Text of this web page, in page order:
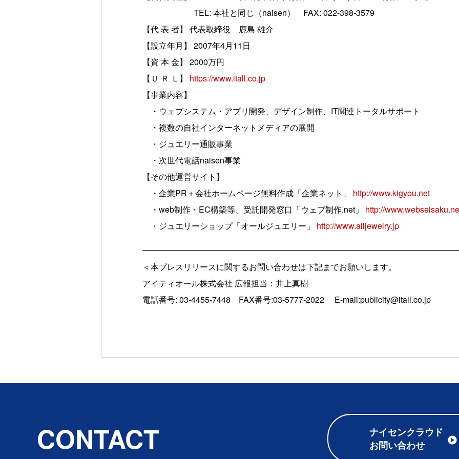
TEL: 本社と同じ（naisen） FAX: 022-398-3579
【代 表 者】 代表取締役 鹿島 雄介
【設立年月】 2007年4月11日
【資 本 金】 2000万円
【Ｕ Ｒ Ｌ】 https://www.itall.co.jp
【事業内容】
・ウェブシステム・アプリ開発、デザイン制作、IT関連トータルサポート
・複数の自社インターネットメディアの展開
・ジュエリー通販事業
・次世代電話naisen事業
【その他運営サイト】
・企業PR＋会社ホームページ無料作成「企業ネット」 http://www.kigyou.net
・web制作・EC構築等、受託開発窓口「ウェブ制作.net」 http://
・ジュエリーショップ「オールジュエリー」 http://www.alljewelry.jp
＜本プレスリリースに関するお問い合わせは下記までお願いします。
アイティオール株式会社 広報担当：井上真樹
電話番号: 03-4455-7448 FAX番号:03-5777-2022 E-mail:publicity@itall.co.jp
CONTACT
ナイセンクラウド
お問い合わせ